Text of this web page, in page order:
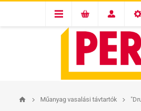
Műanyag vasalási távtartók